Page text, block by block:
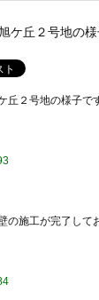
ケ丘２号地の
丘２号地の様子で
の施工が完了して